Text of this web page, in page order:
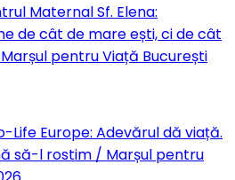
Maternal Sf. Elena:
de cât de mare ești, ci de cât
pentru Viață București
Life Europe: Adevărul dă viață.
să-l rostim / Marșul pentru